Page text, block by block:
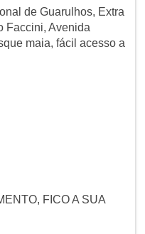
de Guarulhos, Extra
Faccini, Avenida
maia, fácil acesso a
FICO A SUA